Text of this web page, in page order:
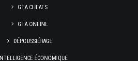
GTA CHEATS
GTA ONLINE
DÉPOUSSIÉRAGE
INTELLIGENCE ÉCONOMIQUE